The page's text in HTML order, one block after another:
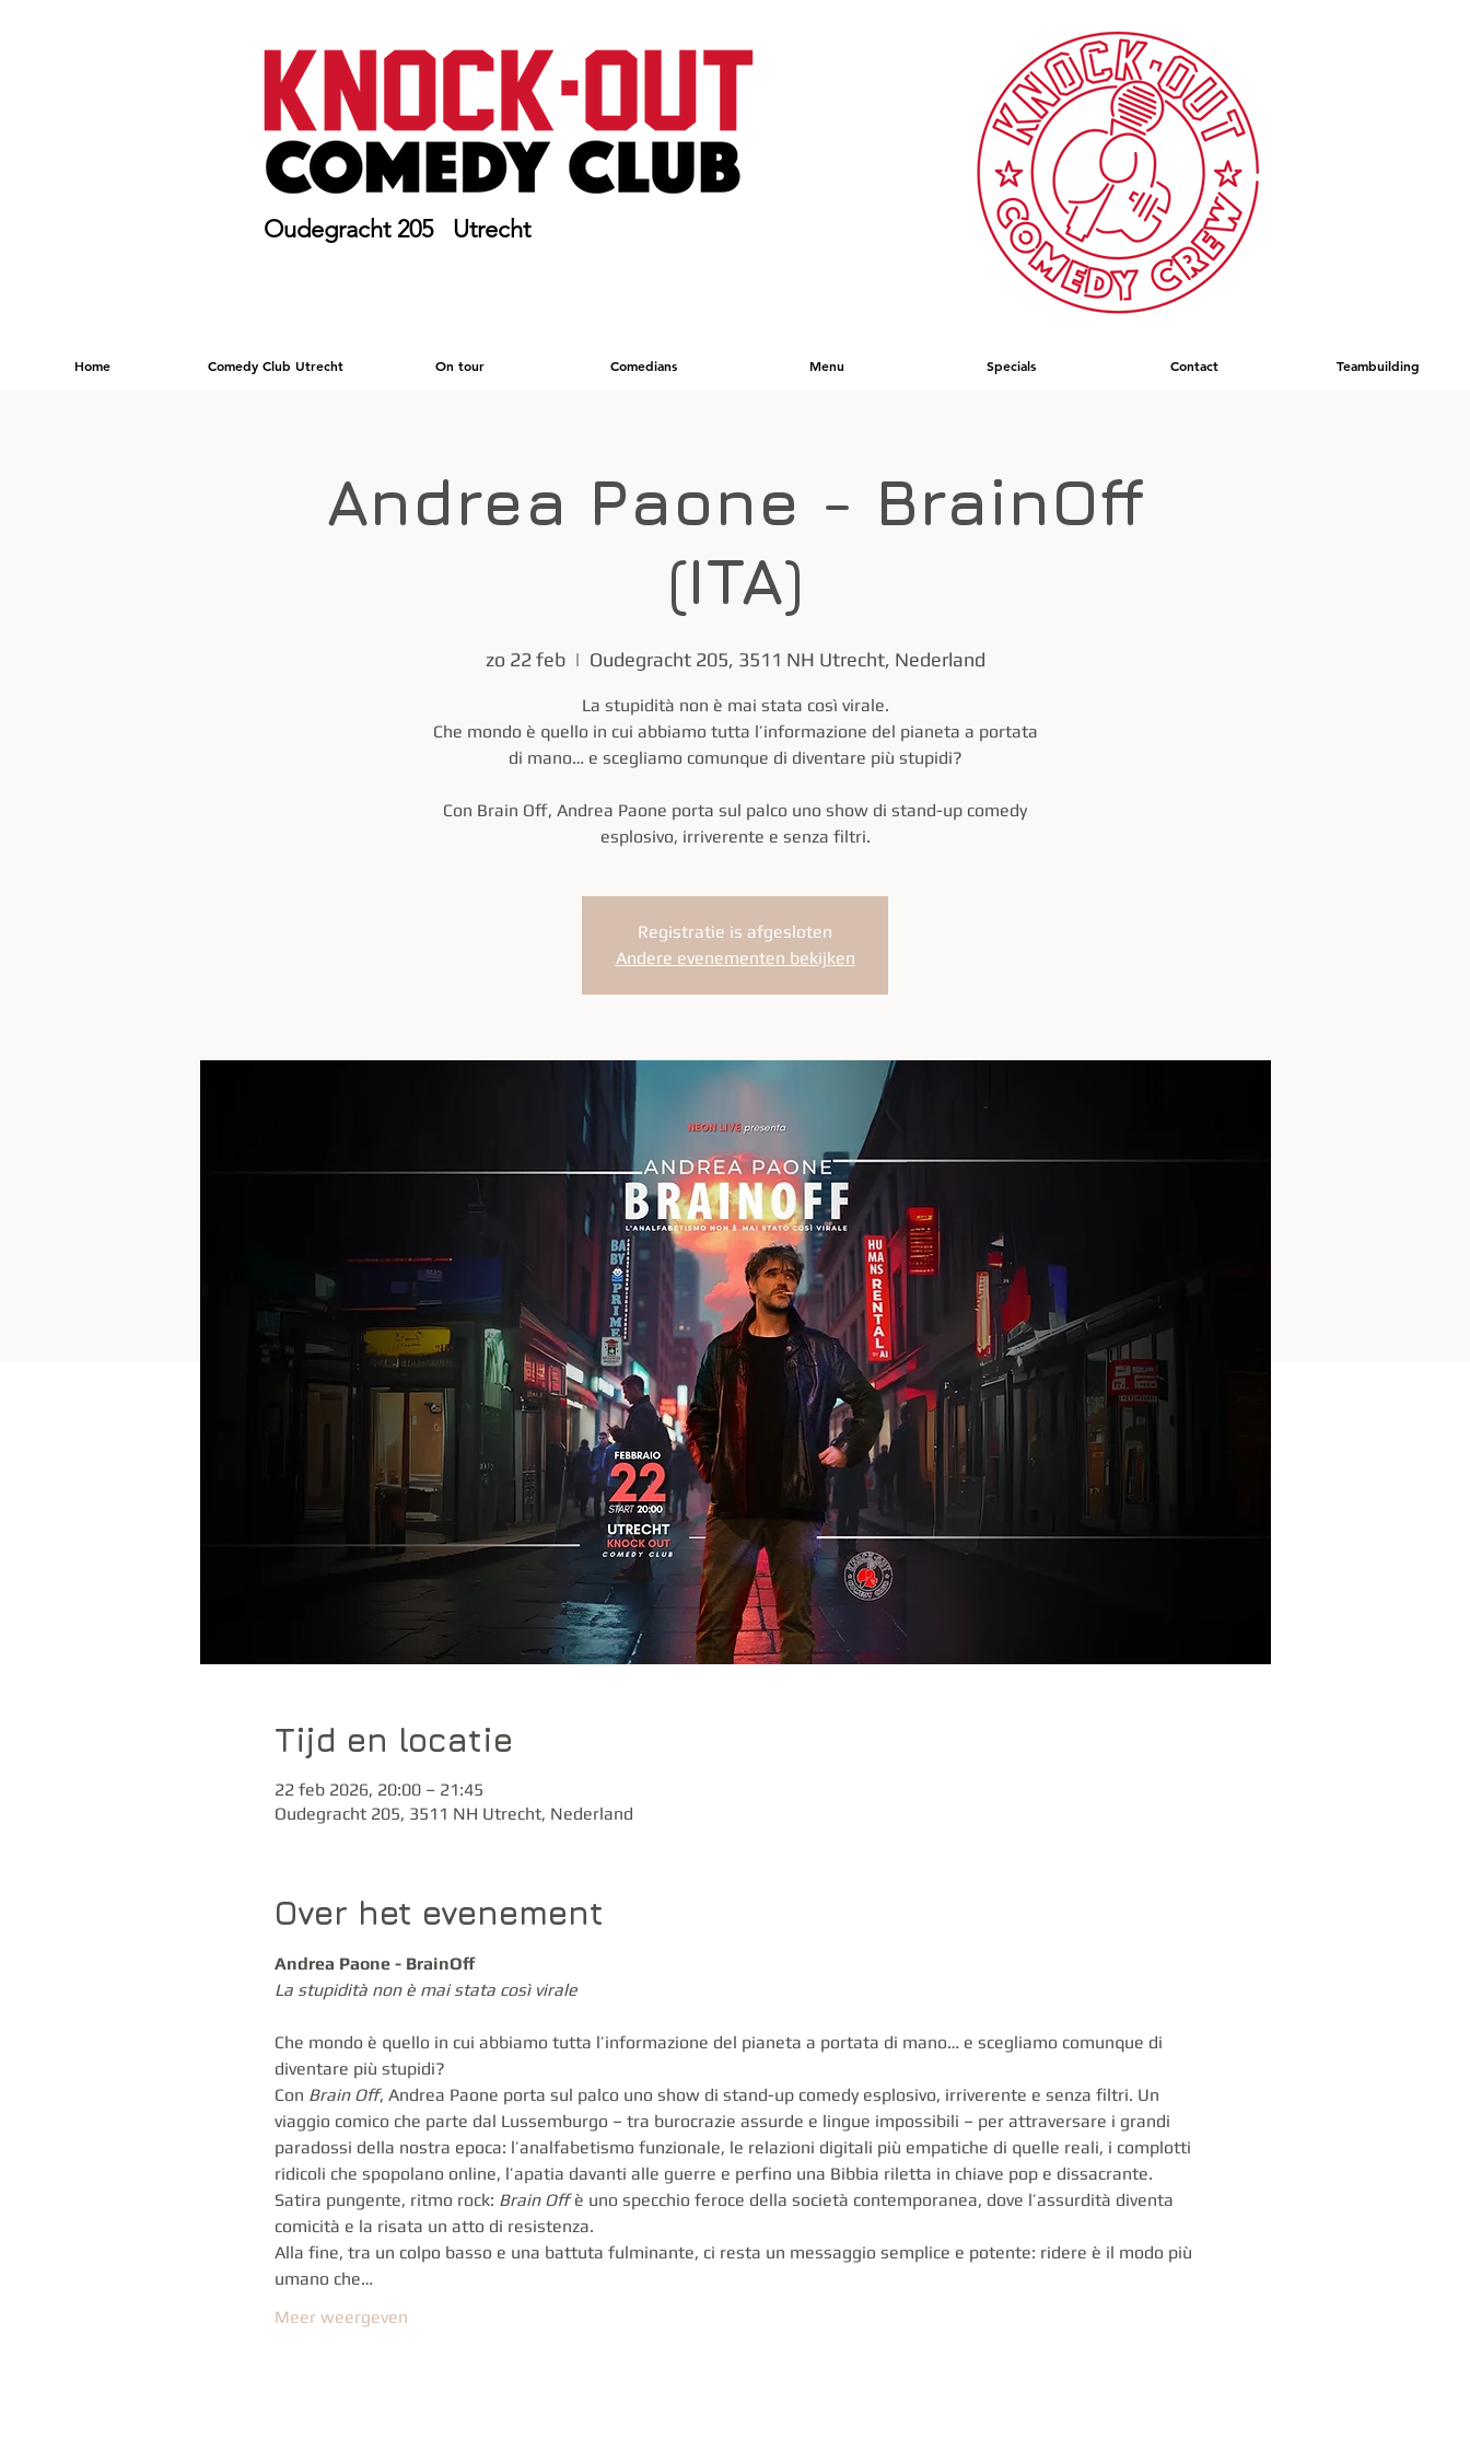
Oudegracht 205 Utrecht
Home Comedy Club Utrecht On tour Comedians Menu Specials Contact Teambuilding
Andrea Paone - BrainOff
(ITA)
zo 22 feb
  |
Oudegracht 205, 3511 NH Utrecht, Nederland
La stupidità non è mai stata così virale.
Che mondo è quello in cui abbiamo tutta l’informazione del pianeta a portata
di mano… e scegliamo comunque di diventare più stupidi?
Con Brain Off, Andrea Paone porta sul palco uno show di stand-up comedy
esplosivo, irriverente e senza filtri.
Registratie is afgesloten
Andere evenementen bekijken
Tijd en locatie
22 feb 2026, 20:00 – 21:45
Oudegracht 205, 3511 NH Utrecht, Nederland
Over het evenement
Andrea Paone - BrainOff
La stupidità non è mai stata così virale
Che mondo è quello in cui abbiamo tutta l’informazione del pianeta a portata di mano… e scegliamo comunque di
diventare più stupidi?
Con Brain Off, Andrea Paone porta sul palco uno show di stand-up comedy esplosivo, irriverente e senza filtri. Un
viaggio comico che parte dal Lussemburgo – tra burocrazie assurde e lingue impossibili – per attraversare i grandi
paradossi della nostra epoca: l’analfabetismo funzionale, le relazioni digitali più empatiche di quelle reali, i complotti
ridicoli che spopolano online, l’apatia davanti alle guerre e perfino una Bibbia riletta in chiave pop e dissacrante.
Satira pungente, ritmo rock: Brain Off è uno specchio feroce della società contemporanea, dove l’assurdità diventa
comicità e la risata un atto di resistenza.
Alla fine, tra un colpo basso e una battuta fulminante, ci resta un messaggio semplice e potente: ridere è il modo più
umano che…
Meer weergeven